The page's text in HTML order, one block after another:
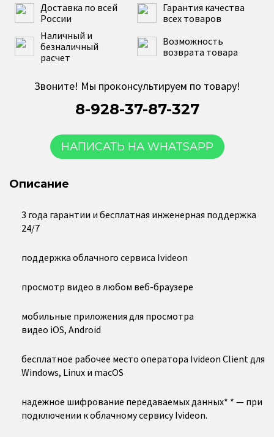
Доставка по всей
России
Гарантия качества
всех товаров
Наличный и
безналичный
расчет
Возможность
возврата товара
Звоните! Мы проконсультируем по товару!
8-928-37-87-327
НАПИСАТЬ НА WHATSAPP
Описание
3 года гарантии и бесплатная инженерная поддержка
24/7
поддержка облачного сервиса Ivideon
просмотр видео в любом веб-браузере
мобильные приложения для просмотра
видео iOS, Android
бесплатное рабочее место оператора Ivideon Client для
Windows, Linux и macOS
надежное шифрование передаваемых данных* * — при
подключении к облачному сервису Ivideon.